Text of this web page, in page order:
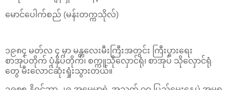
မောင်ပေါက်စည် (မန်းတက္ကသိုလ်)
၁၉၈၄ မတ်လ ၄ မှာ မန္တလေးမီးကြီးအတွင်း ကြီးပွားရေး
စာအုပ်တိုက် ပုံနှိပ်တိုက်၊ စက္ကူသိုလှောင်ရုံ၊ စာအုပ် သိုလှောင်ရုံ
တွေ မီးလောင်ဆုံးရှုံးသွားတယ်။